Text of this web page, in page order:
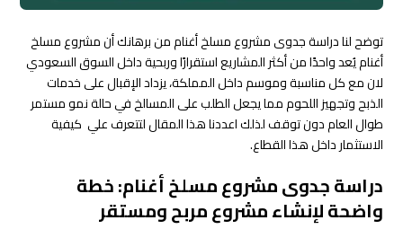
توضح لنا دراسة جدوى مشروع مسلخ أغنام من برهانك أن مشروع مسلخ
أغنام يُعد واحدًا من أكثر المشاريع استقرارًا وربحية داخل السوق السعودي
لان مع كل مناسبة وموسم داخل المملكة، يزداد الإقبال على خدمات
الذبح وتجهيز اللحوم مما يجعل الطلب على المسالخ في حالة نمو مستمر
طوال العام دون توقف لذلك اعددنا هذا المقال لتتعرف علي كيفية
الاستثمار داخل هذا القطاع.
دراسة جدوى مشروع مسلخ أغنام: خطة
واضحة لإنشاء مشروع مربح ومستقر